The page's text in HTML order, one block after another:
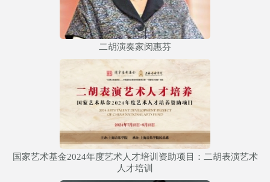
二胡演奏家闵惠芬
国家艺术基金2024年度艺术人才培训资助项目：二胡表演艺术
人才培训